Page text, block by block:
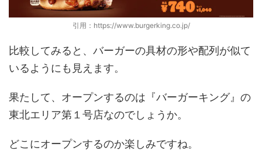
引用：https://www.burgerking.co.jp/
比較してみると、バーガーの具材の形や配列が似て
いるようにも見えます。
果たして、オープンするのは『バーガーキング』の
東北エリア第１号店なのでしょうか。
どこにオープンするのか楽しみですね。